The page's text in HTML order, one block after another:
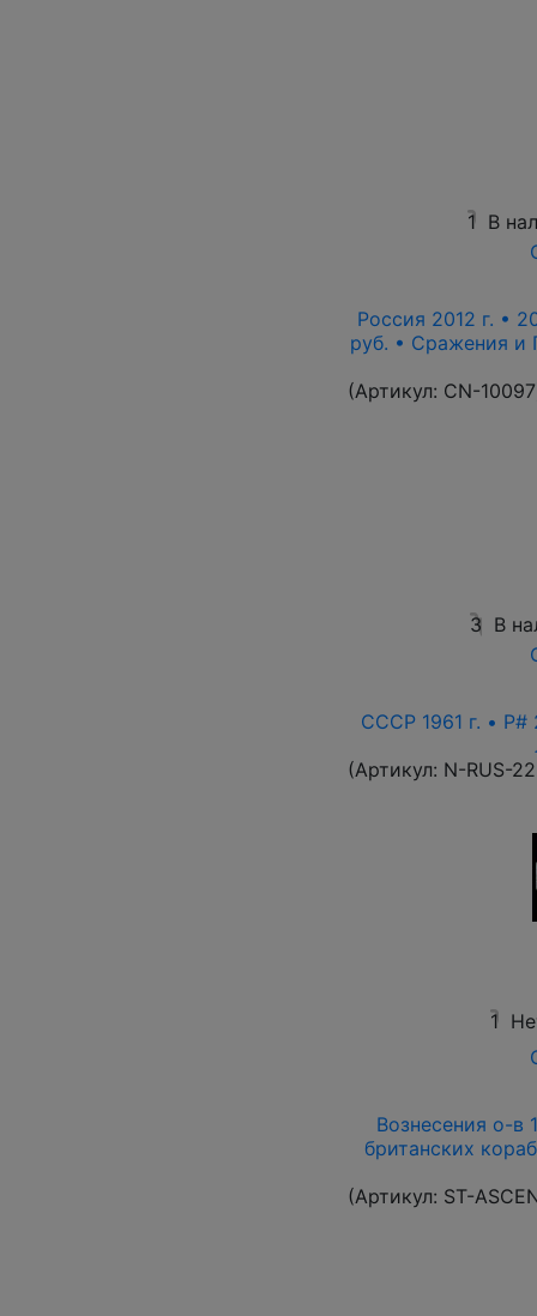
1 В
Россия 2012 г. •
руб. • Сражения и
(Артикул: CN-10097
3 В
СССР 1961 г. •
(Артикул: N-RUS-
1
Вознесения о-в
британских
(Артикул: ST-